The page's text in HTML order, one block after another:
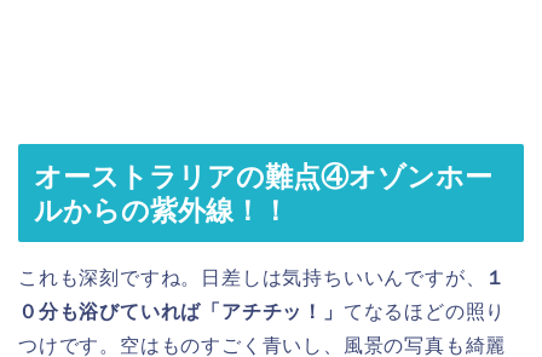
オーストラリアの難点④オゾンホー
ルからの紫外線！！
これも深刻ですね。日差しは気持ちいいんですが、
１
０分も浴びていれば「アチチッ！」 てなるほどの照り
つけです。空はものすごく青いし、風景の写真も綺麗